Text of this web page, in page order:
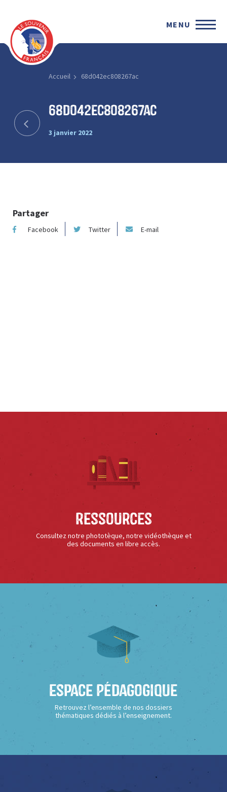
MENU
Accueil 68d042ec808267ac
68d042ec808267ac
3 janvier 2022
Partager
Facebook Twitter E-mail
Ressources
Consultez notre phototèque, notre vidéothèque et
des documents en libre accès.
Espace Pédagogique
Retrouvez l’ensemble de nos dossiers
thématiques dédiés à l’enseignement.